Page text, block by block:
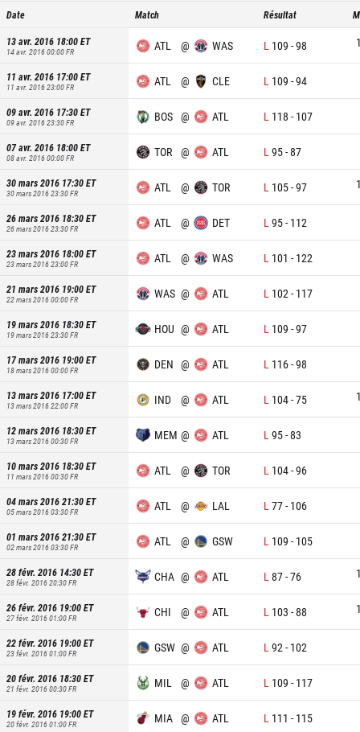
Date Match Résultat
13 avr. 2016 18:00ET
14 avr. 2016 00:00FR ATL @ WAS L 109 -98
11 avr. 2016 17:00ET
11 avr. 2016 23:00FR ATL @ CLE L 109 -94
09 avr. 2016 17:30ET
09 avr. 2016 23:30FR BOS @ ATL L 118 - 107
07 avr. 2016 18:00ET
08 avr. 2016 00:00FR TOR @ ATL L 95-87
30 mars 2016 17:30ET
30 mars 2016 23:30FR ATL @ TOR L 105-97
26 mars 2016 18:30ET
26 mars 2016 23:30FR ATL @ DET L 95- 112
23 mars 2016 18:00ET
23 mars 2016 23:00FR ATL @ WAS L 101 - 122
21 mars 2016 19:00ET
22 mars 2016 00:00FR WAS @ ATL L 102 - 117
19 mars 2016 18:30ET
19 mars 2016 23:30FR HOU @ ATL L 109 -97
17 mars 2016 19:00ET
18 mars 2016 00:00FR DEN @ ATL L 116-98
13 mars 2016 17:00ET
13 mars 2016 22:00FR IND @ ATL L 104-75
12 mars 2016 18:30ET
13 mars 2016 00:30FR MEM @ ATL L 95-83
10 mars 2016 18:30ET
11 mars 2016 00:30FR ATL @ TOR L 104-96
04 mars 2016 21:30ET
05 mars 2016 03:30FR ATL @ LAL L 77- 106
01 mars 2016 21:30ET
02 mars 2016 03:30FR ATL @ GSW L 109 - 105
28 févr. 2016 14:30ET
28 févr. 2016 20:30FR CHA @ ATL L 87-76
26 févr. 2016 19:00ET
27 févr. 2016 01:00FR CHI @ ATL L 103 -88
22 févr. 2016 19:00ET
23 févr. 2016 01:00FR GSW @ ATL L 92 - 102
20 févr. 2016 18:30ET
21 févr. 2016 00:30FR MIL @ ATL L 109 - 117
19 févr. 2016 19:00ET
20 févr. 2016 01:00FR MIA @ ATL L 111 - 115